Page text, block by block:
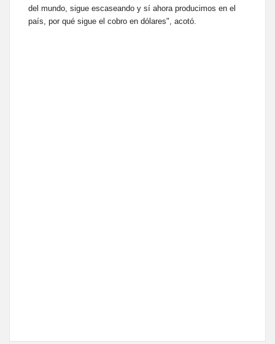
del mundo, sigue escaseando y sí ahora producimos en el
país, por qué sigue el cobro en dólares", acotó.